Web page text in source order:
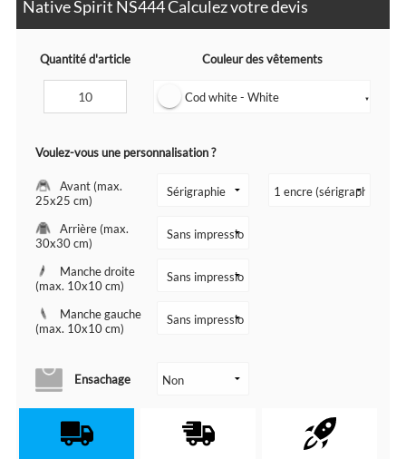
Native Spirit NS444 Calculez votre devis
Quantité d'article Couleur des vêtements
Cod white - White ▼
Voulez-vous une personnalisation ?
Avant (max.
25x25 cm)
Arrière (max.
30x30 cm)
Manche droite
(max. 10x10 cm)
Manche gauche
(max. 10x10 cm)
Ensachage